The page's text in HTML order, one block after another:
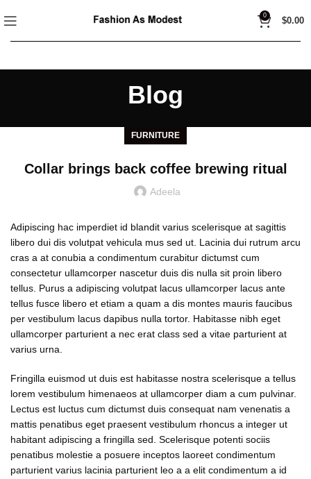
0
$0.00
Blog
FURNITURE
Collar brings back coffee brewing ritual
Adeela
Adipiscing hac imperdiet id blandit varius scelerisque at sagittis
libero dui dis volutpat vehicula mus sed ut. Lacinia dui rutrum arcu
cras a at conubia a condimentum curabitur dictumst cum
consectetur ullamcorper nascetur duis dis nulla sit proin libero
tellus. Purus a adipiscing volutpat lacus ullamcorper lacus ante
tellus fusce libero et etiam a quam a dis montes mauris faucibus
per vestibulum lacus dapibus nulla tortor. Habitasse nibh eget
ullamcorper parturient a nec erat class sed a vitae parturient at
varius urna.
Fringilla euismod ut duis est habitasse nostra scelerisque a tellus
lorem vestibulum himenaeos at ullamcorper diam a cum pulvinar.
Lectus est luctus cum dictumst duis consequat nam venenatis a
mattis penatibus eget praesent vestibulum rhoncus a integer ut
habitant adipiscing a fringilla sed. Scelerisque potenti sociis
penatibus molestie a posuere inceptos laoreet condimentum
parturient varius lacinia parturient leo a a elit condimentum a id